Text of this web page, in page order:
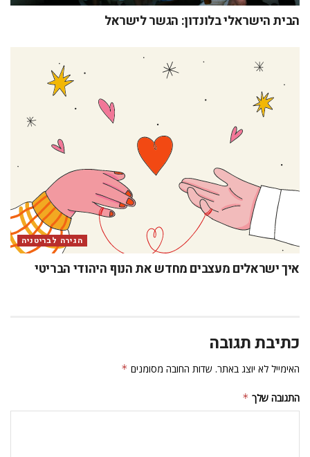
הבית הישראלי בלונדון: הגשר לישראל
הגירה לבריטניה
איך ישראלים מעצבים מחדש את הנוף היהודי הבריטי
כתיבת תגובה
האימייל לא יוצג באתר. שדות החובה מסומנים *
התגובה שלך *